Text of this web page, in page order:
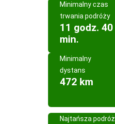
Minimalny czas
trwania podróży
11 godz. 40
min.
Minimalny
dystans
472 km
Najtańsza podróż